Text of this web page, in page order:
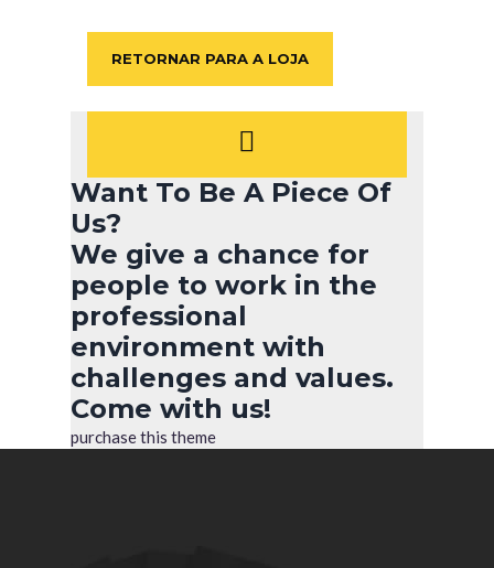
RETORNAR PARA A LOJA
Want To Be A Piece Of
Us?
We give a chance for
people to work in the
professional
environment with
challenges and values.
Come with us!
purchase this theme